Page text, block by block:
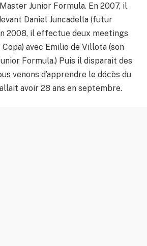
Junior Formula. En 2007, il
Daniel Juncadella (futur
2008, il effectue deux meetings
Copa) avec Emilio de Villota (son
Formula.) Puis il disparait des
venons d’apprendre le décès du
avoir 28 ans en septembre.